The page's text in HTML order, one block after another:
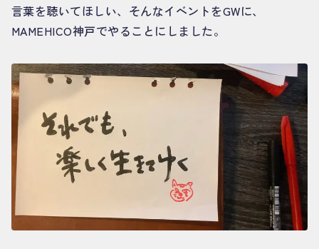
言葉を聴いてほしい、そんなイベントをGWに、
MAMEHICO神戸でやることにしました。